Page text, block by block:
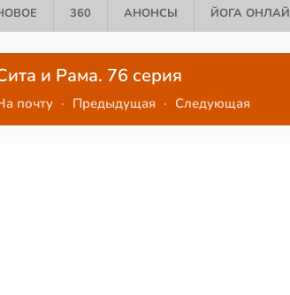
360 АНОНСЫ ЙОГА
и Рама. 76 серия
почту · Предыдущая · Следующая